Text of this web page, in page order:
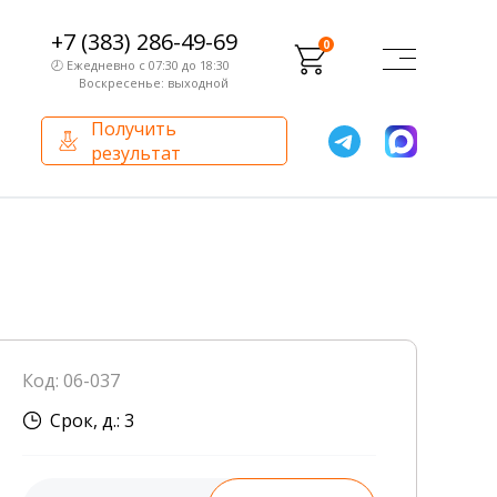
+7 (383) 286-49-69
🕗 Ежедневно с 07:30 до 18:30
Воскресенье: выходной
0
Получить
результат
Внутренний аудит
Сотрудники лаборатории
Код: 06-037
Срок, д.: 3